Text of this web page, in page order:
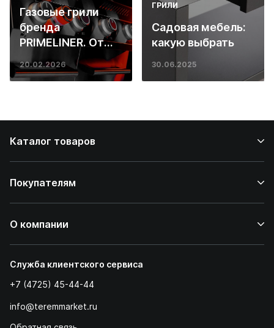
Газовые грили
бренда
PRIMELINER. От
основ инженерии
до ресторанных
20.02.2026
ГРИЛИ
Садовая мебель:
какую выбрать
30.06.2025
Каталог товаров
Покупателям
О компании
Служба клиентского сервиса
+7 (4725) 45-44-44
info@teremmarket.ru